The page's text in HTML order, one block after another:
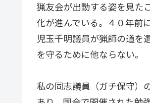
猟友会が出動する姿を見た
化が進んでいる。４０年前
児玉千明議員が猟師の道を
を守るために他ならない。
私の同志議員（ガチ保守）